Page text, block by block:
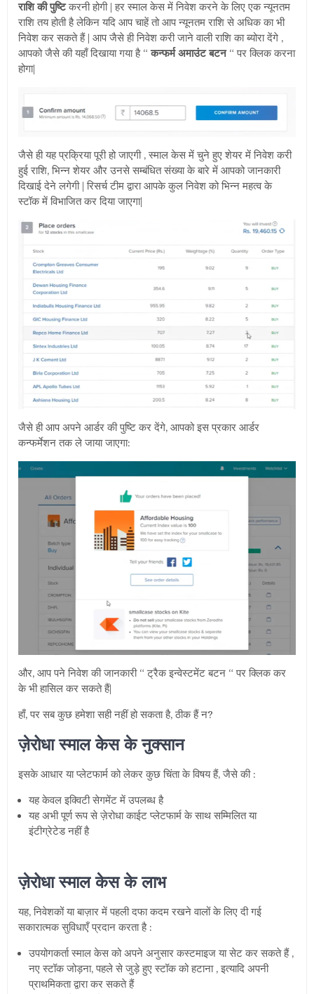
राशि की पुष्टिकरनी होगी | हर स्माल केस में निवेश करने के लिए एक न्यूनतम
राशि तय होती है लेकिन यदि आप चाहें तो आप न्यूनतम राशि से अधिक का भी
निवेश कर सकते हैं | आप जैसे ही निवेश करी जाने वाली राशि का ब्योरा देंगे ,
आपको जैसे की यहाँ दिखाया गया है “कन्फर्म अमाउंट बटन“ पर क्लिक करना
होगा|
जैसे ही यह प्रक्रिया पूरी हो जाएगी , स्माल केस में चुने हुए शेयर में निवेश करी
हुई राशि, भिन्न शेयर और उनसे सम्बंधित संख्या के बारे में आपको जानकारी
दिखाई देने लगेगी | रिसर्च टीम द्वारा आपके कुल निवेश को भिन्न महत्व के
स्टॉक में विभाजित कर दिया जाएगा|
जैसे ही आप अपने आर्डर की पुष्टि कर देंगे, आपको इस प्रकार आर्डर
कन्फर्मेशन तक ले जाया जाएगा:
और, आप पने निवेश की जानकारी “ ट्रैक इन्वेस्टमेंट बटन “ पर क्लिक कर
के भी हासिल कर सकते हैं|
हाँ, पर सब कुछ हमेशा सही नहीं हो सकता है, ठीक हैं न?
ज़ेरोधा स्माल केस के नुक्सान
इसके आधार या प्लेटफार्म को लेकर कुछ चिंता के विषय हैं, जैसे की :
यह केवल इक्विटी सेगमेंट में उपलब्ध है
यह अभी पूर्ण रूप से ज़ेरोधा काईट प्लेटफार्म के साथ सम्मिलित या
इंटीग्रेटेड नहीं है
ज़ेरोधा स्माल केस के लाभ
यह, निवेशकों या बाज़ार में पहली दफा कदम रखने वालों के लिए दी गई
सकारात्मक सुविधाएँ प्रदान करता है :
उपयोगकर्ता स्माल केस को अपने अनुसार कस्टमाइज या सेट कर सकते हैं ,
नए स्टॉक जोड़ना, पहले से जुड़े हुए स्टॉक को हटाना , इत्यादि अपनी
प्राथमिकता द्वारा कर सकते हैं